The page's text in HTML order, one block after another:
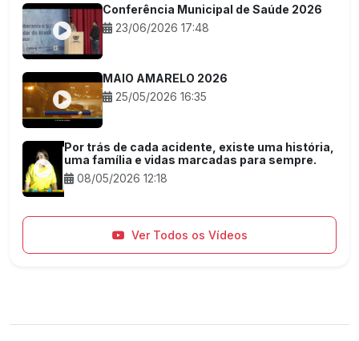
Conferência Municipal de Saúde 2026
23/06/2026 17:48
MAIO AMARELO 2026
25/05/2026 16:35
Por trás de cada acidente, existe uma história,
uma família e vidas marcadas para sempre.
08/05/2026 12:18
Ver Todos os Vídeos